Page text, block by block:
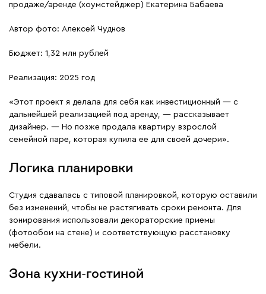
продаже/аренде (хоумстейджер) Екатерина Бабаева
Автор фото: Алексей Чуднов
Бюджет: 1,32 млн рублей
Реализация: 2025 год
«Этот проект я делала для себя как инвестиционный — с
дальнейшей реализацией под аренду, — рассказывает
дизайнер. — Но позже продала квартиру взрослой
семейной паре, которая купила ее для своей дочери».
Логика планировки
Студия сдавалась с типовой планировкой, которую оставили
без изменений, чтобы не растягивать сроки ремонта. Для
зонирования использовали декораторские приемы
(фотообои на стене) и соответствующую расстановку
мебели.
Зона кухни-гостиной